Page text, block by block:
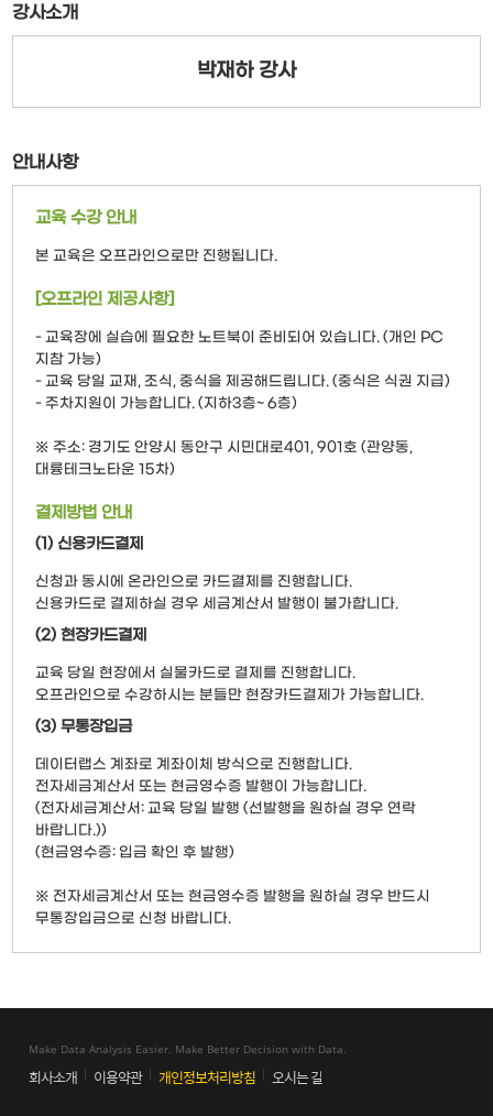
강사소개
박재하 강사
안내사항
교육 수강 안내
본 교육은 오프라인으로만 진행됩니다.
[오프라인 제공사항]
- 교육장에 실습에 필요한 노트북이 준비되어 있습니다. (개인 PC
지참 가능)
- 교육 당일 교재, 조식, 중식을 제공해드립니다. (중식은 식권 지급)
- 주차지원이 가능합니다. (지하3층~ 6층)
※ 주소: 경기도 안양시 동안구 시민대로401, 901호 (관양동,
대륭테크노타운 15차)
결제방법 안내
(1) 신용카드결제
신청과 동시에 온라인으로 카드결제를 진행합니다.
신용카드로 결제하실 경우 세금계산서 발행이 불가합니다.
(2) 현장카드결제
교육 당일 현장에서 실물카드로 결제를 진행합니다.
오프라인으로 수강하시는 분들만 현장카드결제가 가능합니다.
(3) 무통장입금
데이터랩스 계좌로 계좌이체 방식으로 진행합니다.
전자세금계산서 또는 현금영수증 발행이 가능합니다.
(전자세금계산서: 교육 당일 발행 (선발행을 원하실 경우 연락
바랍니다.))
(현금영수증: 입금 확인 후 발행)
※ 전자세금계산서 또는 현금영수증 발행을 원하실 경우 반드시
무통장입금으로 신청 바랍니다.
Make Data Analysis Easier. Make Better Decision with Data.
회사소개 이용약관 개인정보처리방침 오시는 길